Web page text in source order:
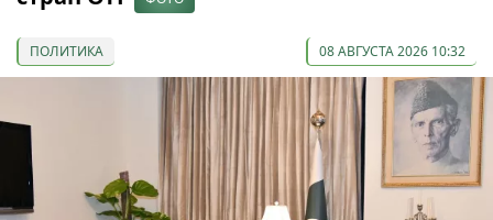
ПОЛИТИКА 08 АВГУСТА 2026 10:32